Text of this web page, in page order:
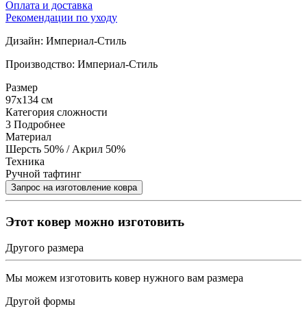
Оплата и доставка
Рекомендации по уходу
Дизайн: Империал-Стиль
Производство: Империал-Стиль
Размер
97x134 см
Категория сложности
3 Подробнее
Материал
Шерсть 50% / Акрил 50%
Техника
Ручной тафтинг
Этот ковер можно изготовить
Другого размера
Мы можем изготовить ковер нужного вам размера
Другой формы